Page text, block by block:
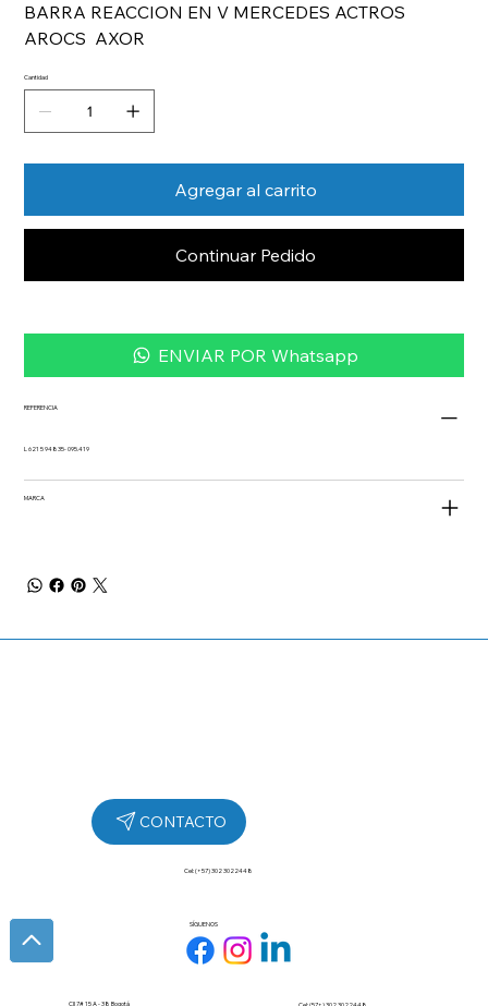
BARRA REACCION EN V MERCEDES ACTROS
AROCS AXOR
Cantidad
Agregar al carrito
Continuar Pedido
ENVIAR POR Whatsapp
REFERENCIA
L 621 5 94835- 095.419
MARCA
SÍGUENOS
Cel: (+57) 302 3022448
Cll 7# 15 A - 38 Bogotá Cel: (57+) 302 3022448